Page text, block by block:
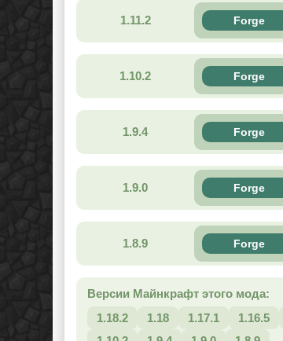
1.11.2 Forge
1.10.2 Forge
1.9.4 Forge
1.9.0 Forge
1.8.9 Forge
Версии Майнкрафт этого мода:
1.18.2
1.18 1.17.1 1.16.5